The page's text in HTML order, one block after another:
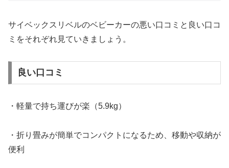
サイベックスリベルのベビーカーの悪い口コミと良い口コ
ミをそれぞれ見ていきましょう。
良い口コミ
・軽量で持ち運びが楽（5.9kg）
・折り畳みが簡単でコンパクトになるため、移動や収納が
便利